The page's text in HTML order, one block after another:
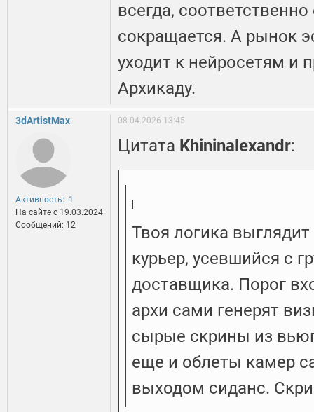
всегда,
сокращается. А рынок
уходит к нейросетям и
Архикаду.
3dArtistMax
Активность: -1
На сайте c 19.03.2024
Сообщений: 12
08.04.2026 13:45
Цитата Khininalexandr:
Твоя логика
курьер, усевшийся с
доставщика. Порог
архи сами генерят
сырые скрины из
еще и облеты камер
выходом сиданс.